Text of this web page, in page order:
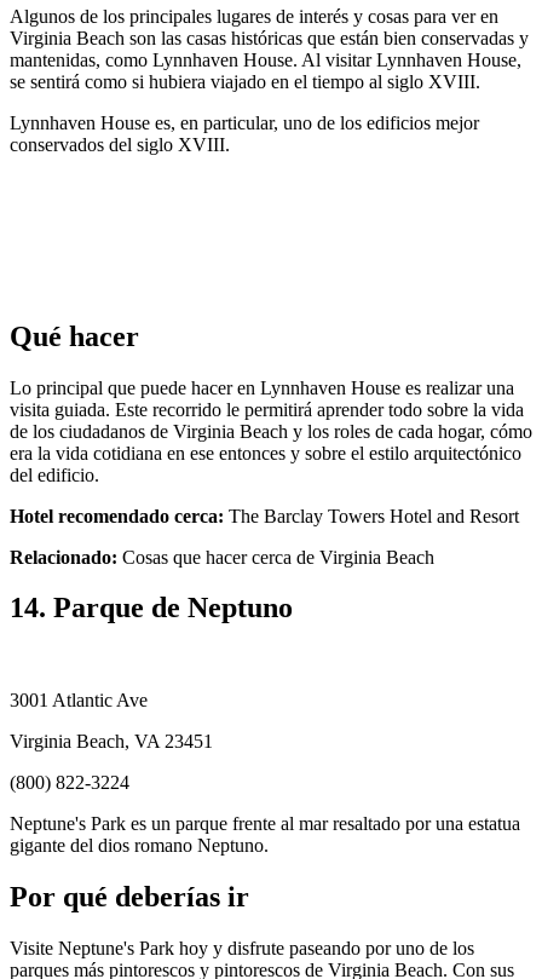
Algunos de los principales lugares de interés y cosas para ver en
Virginia Beach son las casas históricas que están bien conservadas y
mantenidas, como Lynnhaven House. Al visitar Lynnhaven House,
se sentirá como si hubiera viajado en el tiempo al siglo XVIII.
Lynnhaven House es, en particular, uno de los edificios mejor
conservados del siglo XVIII.
Qué hacer
Lo principal que puede hacer en Lynnhaven House es realizar una
visita guiada. Este recorrido le permitirá aprender todo sobre la vida
de los ciudadanos de Virginia Beach y los roles de cada hogar, cómo
era la vida cotidiana en ese entonces y sobre el estilo arquitectónico
del edificio.
Hotel recomendado cerca: The Barclay Towers Hotel and Resort
Relacionado: Cosas que hacer cerca de Virginia Beach
14. Parque de Neptuno
3001 Atlantic Ave
Virginia Beach, VA 23451
(800) 822-3224
Neptune's Park es un parque frente al mar resaltado por una estatua
gigante del dios romano Neptuno.
Por qué deberías ir
Visite Neptune's Park hoy y disfrute paseando por uno de los
parques más pintorescos y pintorescos de Virginia Beach. Con sus